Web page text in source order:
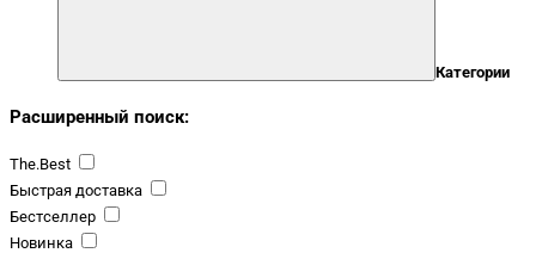
Категории
Расширенный поиск:
The.Best
Быстрая доставка
Бестселлер
Новинка